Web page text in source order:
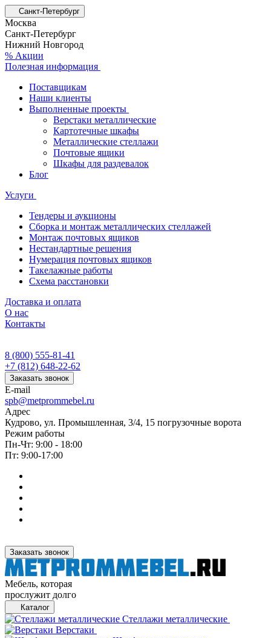
Санкт-Петербург
Москва
Санкт-Петербург
Нижний Новгород
% Акции
Полезная информация
Поставщикам
Наши клиенты
Выполненные проекты
Верстаки металлические
Картотечные шкафы
Металлические стеллажи
Почтовые ящики
Шкафы для раздевалок
Блог
Услуги
Тендеры и аукционы
Сборка и монтаж металлических стеллажей
Монтаж почтовых ящиков
Нестандартные решения
Нумерация почтовых ящиков
Такелажные работы
Схема расстановки
Доставка и оплата
О нас
Контакты
8 (800) 555-81-41
+7 (812) 648-22-62
Заказать звонок
E-mail
spb@metprommebel.ru
Адрес
Кудрово, ул. Промышленная, 3/4, 15 погрузочные ворота
Режим работы
Пн-Чт: 9:00 - 18:00
Пт: 9:00-17:00
Заказать звонок
Мебель, которая
прослужит долго
Каталог
Стеллажи металлические
Верстаки